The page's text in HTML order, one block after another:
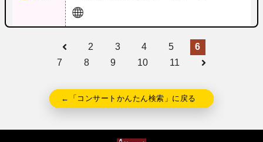
2 3 4 5
6
7
8 9 10 11
←「コンサートかんたん検索」に戻る